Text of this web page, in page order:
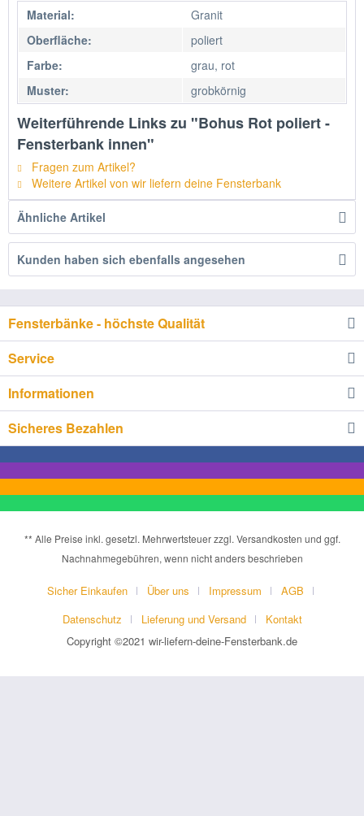
Material:
Granit
Oberfläche:
poliert
Farbe:
grau, rot
Muster:
grobkörnig
Weiterführende Links zu "Bohus Rot poliert -
Fensterbank innen"
Fragen zum Artikel?
Weitere Artikel von wir liefern deine Fensterbank
Ähnliche Artikel
Kunden haben sich ebenfalls angesehen
Fensterbänke - höchste Qualität
Service
Informationen
Sicheres Bezahlen
** Alle Preise inkl. gesetzl. Mehrwertsteuer zzgl. Versandkosten und ggf.
Nachnahmegebühren, wenn nicht anders beschrieben
Sicher Einkaufen Über uns Impressum
AGB
Datenschutz
Lieferung und Versand
Kontakt
Copyright ©2021 wir-liefern-deine-Fensterbank.de